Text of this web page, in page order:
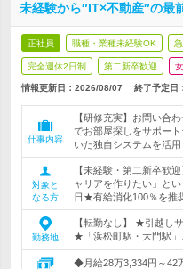
未経験から″IT×不動産″の最
正社員 職種・業種未経験OK
完全週休2日制 第二新卒歓迎
情報更新日：2026/08/07 終了予定日：
仕事内容
【研修充実】お問い合
でお部屋探しをサポー
いた独自システムを活用
対象と
なる方
【未経験・第二新卒歓
ャリアを作りたい」と
日★有給消化100％を推
勤務地
【転勤なし】 ★引越し
★「浜松町駅・大門駅」
◆月給28万3,334円～42